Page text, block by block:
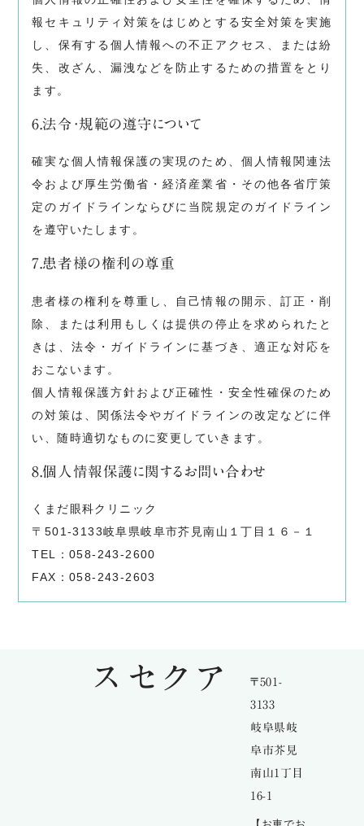
報セキュリティ対策をはじめとする安全対策を実施
し、保有する個人情報への不正アクセス、または紛
失、改ざん、漏洩などを防止するための措置をとり
ます。
6.法令・規範の遵守について
確実な個人情報保護の実現のため、個人情報関連法
令および厚生労働省・経済産業省・その他各省庁策
定のガイドラインならびに当院規定のガイドライン
を遵守いたします。
7.患者様の権利の尊重
患者様の権利を尊重し、自己情報の開示、訂正・削
除、または利用もしくは提供の停止を求められたと
きは、法令・ガイドラインに基づき、適正な対応を
おこないます。
個人情報保護方針および正確性・安全性確保のため
の対策は、関係法令やガイドラインの改定などに伴
い、随時適切なものに変更していきます。
8.個人情報保護に関するお問い合わせ
くまだ眼科クリニック
〒501-3133岐阜県岐阜市芥見南山１丁目１６－１
TEL：058-243-2600
FAX：058-243-2603
アクセス
〒501-
3133
岐阜県岐
阜市芥見
南山1丁目
16-1